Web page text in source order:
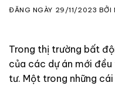
ĐĂNG NGÀY 29/11/2023 BỞI
Trong thị trường bất
của các dự án mới
tư. Một trong những